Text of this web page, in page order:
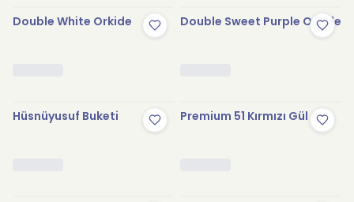
Double White Orkide Double Sweet Purple Orkide
Hüsnüyusuf Buketi Premium 51 Kırmızı Gül